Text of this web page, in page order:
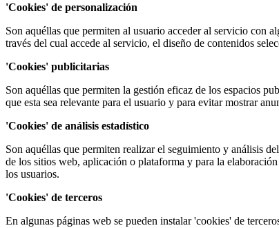
'Cookies' de personalización
Son aquéllas que permiten al usuario acceder al servicio con
través del cual accede al servicio, el diseño de contenidos
'Cookies' publicitarias
Son aquéllas que permiten la gestión eficaz de los espacios
que esta sea relevante para el usuario y para evitar mostrar
'Cookies' de análisis estadístico
Son aquéllas que permiten realizar el seguimiento y análisis
de los sitios web, aplicación o plataforma y para la
los usuarios.
'Cookies' de terceros
En algunas páginas web se pueden instalar 'cookies' de